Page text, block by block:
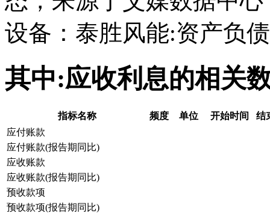
设备：泰胜风能:资产负
其中:应收利息的相关
指标名称 频度 单位 开始时间
结
应付账款
应付账款(报告期同比)
应收账款
应收账款(报告期同比)
预收款项
预收款项(报告期同比)